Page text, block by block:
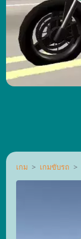
เกม เกมขับรถ